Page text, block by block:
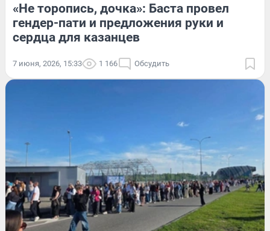
«Не торопись, дочка»: Баста провел
гендер-пати и предложения руки и
сердца для казанцев
7 июня, 2026, 15:33 1 166 Обсудить